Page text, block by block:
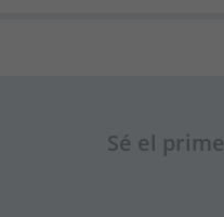
Sé el